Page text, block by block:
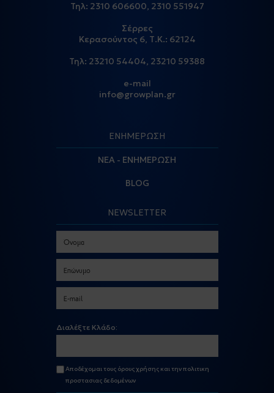
Τηλ: 2310 606600, 2310 551947
Σέρρες
Κερασούντος 6, Τ.Κ.: 62124
Τηλ: 23210 54404, 23210 59388
e-mail
info@growplan.gr
ΕΝΗΜΕΡΩΣΗ
ΝΕΑ - ΕΝΗΜΕΡΩΣΗ
BLOG
NEWSLETTER
Διαλέξτε Κλάδο:
Αποδέχομαι τους όρους χρήσηςκαι τηνπολιτικη
προστασιας δεδομένων